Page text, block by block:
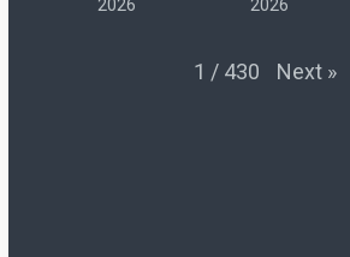
2026
2026
1 / 430 Next »